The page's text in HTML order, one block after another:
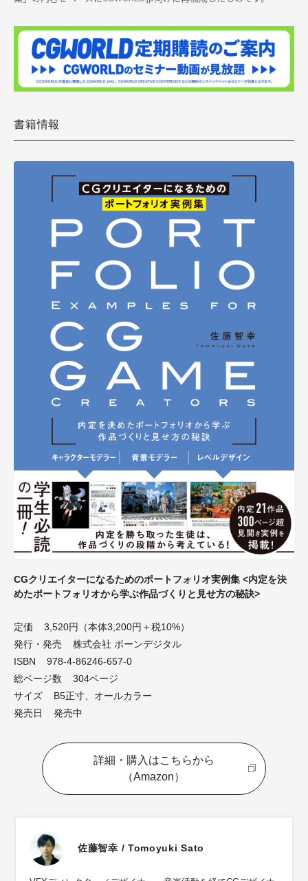
書籍情報
CGクリエイターになるためのポートフォリオ実例集 <内定を決
めたポートフォリオから学ぶ作品づくりと見せ方の秘訣>
定価 3,520円（本体3,200円＋税10%）
発行・発売 株式会社 ボーンデジタル
ISBN 978-4-86246-657-0
総ページ数 304ページ
サイズ B5正寸、オールカラー
発売日 発売中
詳細・購入はこちらから
（Amazon）
佐藤智幸 / Tomoyuki Sato